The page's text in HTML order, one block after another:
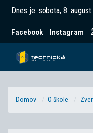
Dnes je: sobota, 8. august
Facebook Instagram
Domov O škole